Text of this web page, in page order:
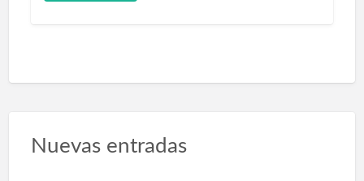
con la arena de cuarzo que recuerdan a
Nuevas entradas